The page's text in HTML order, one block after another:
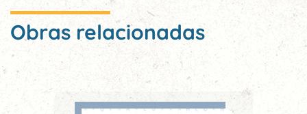
Obras relacionadas